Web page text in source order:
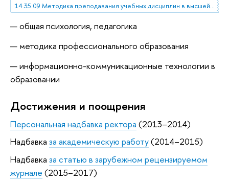
14.35.09 Методика преподавания учебных дисциплин в высшей профессиональной школе
общая психология, педагогика
методика профессионального образования
информационно-коммуникационные технологии в
образовании
Достижения и поощрения
Персональная надбавка ректора (2013–2014)
Надбавка за академическую работу(2014–2015)
Надбавка за статью в зарубежном рецензируемом
журнале (2015–2017)